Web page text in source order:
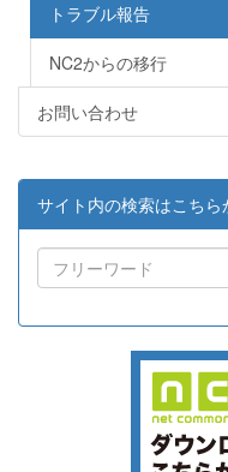
トラブル報告
NC2からの移行
お問い合わせ
サイト内の検索はこちら